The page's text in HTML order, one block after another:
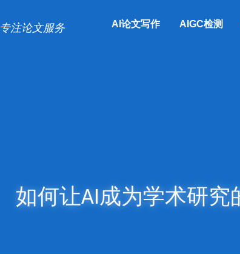
专注论文服务 AI论文写作 AIGC检测
如何让AI成为学术研究